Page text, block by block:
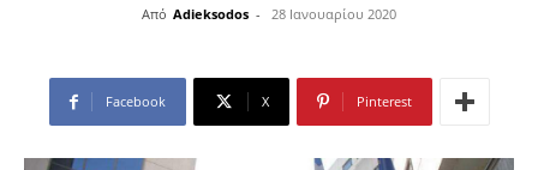
Από Adieksodos - 28 Ιανουαρίου 2020
Facebook X Pinterest